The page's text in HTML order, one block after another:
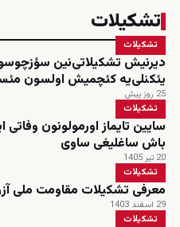
تشکیلات
تشکیلات
دیرنیش تشکیلاتی‌نین
یئکنلی‌یه کئچمیش اولسون
25 روز پیش
تشکیلات
سایین تایماز اورمولونون
باش ساغلیغی ساوی
20 تیر 1405
تشکیلات
معرفی تشکیلات مقاومت ملی
29 اسفند 1403
تشکیلات